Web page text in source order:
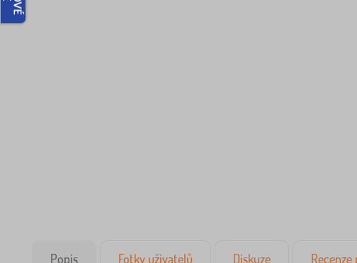
Popis Fotky uživatelů Diskuze